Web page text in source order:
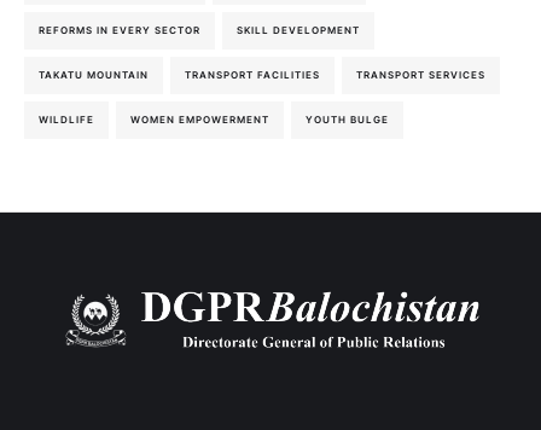
REFORMS IN EVERY SECTOR SKILL DEVELOPMENT
TAKATU MOUNTAIN TRANSPORT FACILITIES TRANSPORT SERVICES
WILDLIFE WOMEN EMPOWERMENT YOUTH BULGE